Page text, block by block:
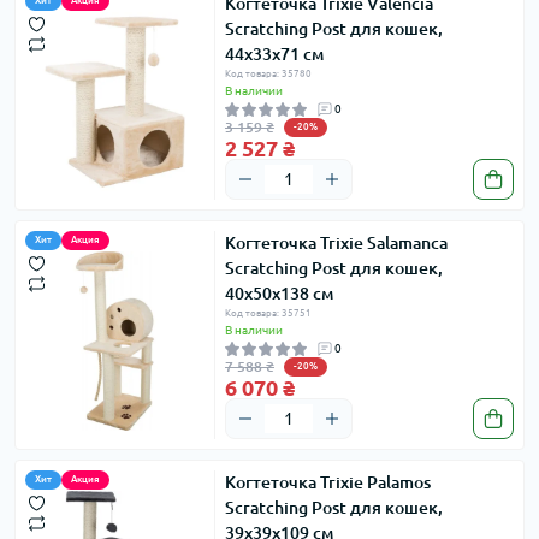
Scratching Post для кошек,
44х33х71 см
Код товара: 35780
В наличии
0
3 159 ₴ -20%
2 527 ₴
Хит Акция
Когтеточка Trixie Salamanca
Scratching Post для кошек,
40х50х138 см
Код товара: 35751
В наличии
0
7 588 ₴ -20%
6 070 ₴
Хит Акция
Когтеточка Trixie Palamos
Scratching Post для кошек,
39х39х109 см